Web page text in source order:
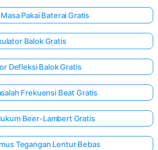
Pakai Baterai Gratis
Balok Gratis
Defleksi Balok Gratis
Frekuensi Beat Gratis
Beer-Lambert Gratis
Tegangan Lentur Bebas